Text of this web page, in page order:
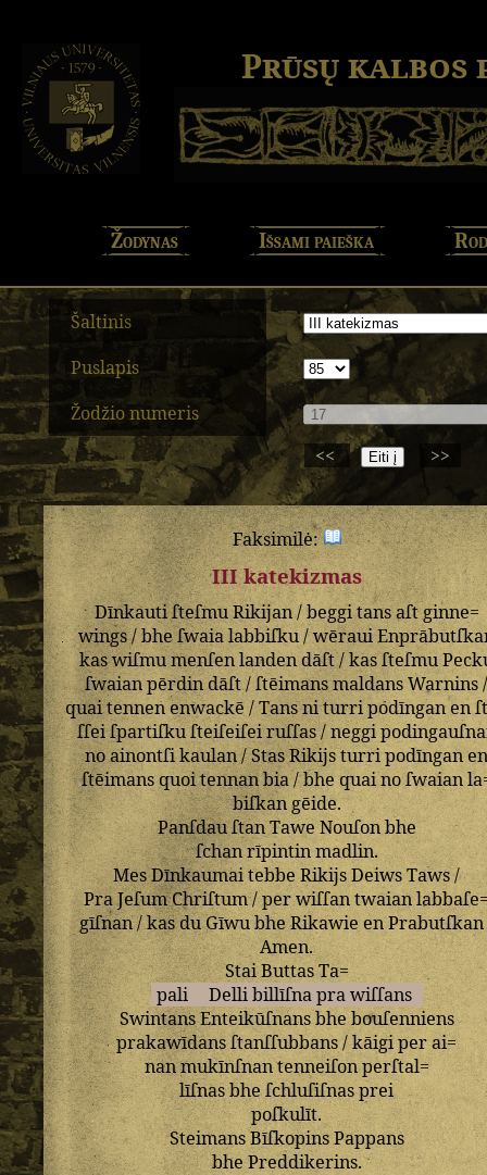
Prūsų kalbos
Žodynas Išsami paieška
Šaltinis
Puslapis
Žodžio numeris
<<
>>
Faksimilė:
III katekizmas
DīnkautiſteſmuRikijan/beggitansaſtginne=
wings/bheſwaialabbiſku/wēraui
kaswiſmumenſen landen dāſt/kasſteſmu
ſwaianpērdindāſt/ſtēimansmaldans Warnins
quaitennenenwackē/Tansniturripodīngan en
ſſeiſpartiſkuſteiſeiſeiruſſas/neggi
noainontſikaulan/StasRikijsturripodīngan
ſtēimans quoitennanbia/bhequainoſwaian
biſkangēide.
PanſdauſtanTaweNouſonbhe
ſchanrīpintinmadlin.
MesDīnkaumaitebbe RikijsDeiws Taws/
Pra JeſumChriſtum/perwiſſan twaian
gīſnan/kas duGīwubheRikawie enPrabutſkan
Amen.
StaiButtasTa=
pali
Dellibillīſnaprawiſſans
SwintansEnteikūſnansbhebouſenniens
prakawīdansſtanſſubbans/kāigiper ai=
nanmukīnſnantenneiſonperſtal=
līſnasbheſchluſiſnasprei
poſkulīt.
SteimansBīſkopinsPappans
bhe Preddikerins.